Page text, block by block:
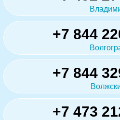
+7 844
+7 844
+7 473